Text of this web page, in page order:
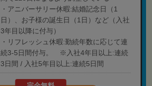
・アニバーサリー休暇:結婚記念日（1
日）、お子様の誕生日（1日）など（入社
3年目以降に付与）
・リフレッシュ休暇:勤続年数に応じて連
続3-5日間付与。 ※入社4年目以上:連続
3日間 / 入社5年目以上:連続5日間